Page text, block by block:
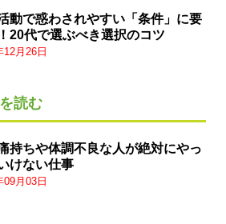
動で惑わされやすい「条件」に要
20代で選ぶべき選択のコツ
12月26日
読む
持ちや体調不良な人が絶対にやっ
けない仕事
09月03日